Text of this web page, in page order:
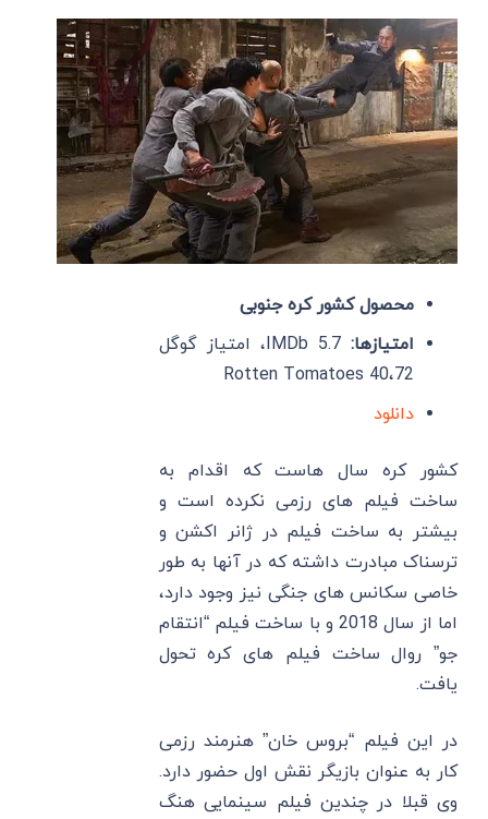
محصول کشور کره جنوبی
امتیازها:
IMDb 5.7، امتیاز گوگل
72،Rotten Tomatoes 40
دانلود
کشور کره سال هاست که اقدام به
ساخت فیلم های رزمی نکرده است و
بیشتر به ساخت فیلم در ژانر اکشن و
ترسناک مبادرت داشته که در آنها به طور
خاصی سکانس های جنگی نیز وجود دارد،
اما از سال 2018 و با ساخت فیلم “انتقام
جو” روال ساخت فیلم های کره تحول
یافت.
در این فیلم “بروس خان” هنرمند رزمی
کار به عنوان بازیگر نقش اول حضور دارد.
وی قبلا در چندین فیلم سینمایی هنگ